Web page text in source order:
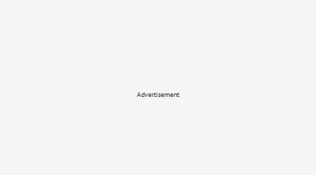
Advertisement